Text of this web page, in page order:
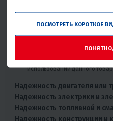
Без проблем
Отличная надёжность
Крайне редко встречаются
использовании данного
Надежность двигателя или
Надежность электрики и
Надежность топливной и
ПОСМОТРЕТЬ КОРОТКОЕ